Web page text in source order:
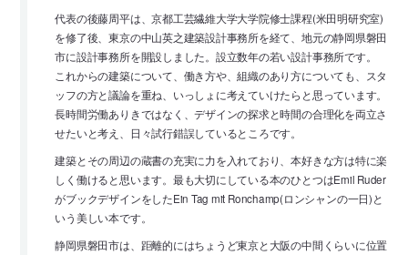
代表の後藤周平は、京都工芸繊維大学大学院修士課程(米田明研究室)
を修了後、東京の中山英之建築設計事務所を経て、地元の静岡県磐田
市に設計事務所を開設しました。設立数年の若い設計事務所です。
これからの建築について、働き方や、組織のあり方についても、スタ
ッフの方と議論を重ね、いっしょに考えていけたらと思っています。
長時間労働ありきではなく、デザインの探求と時間の合理化を両立さ
せたいと考え、日々試行錯誤しているところです。
建築とその周辺の蔵書の充実に力を入れており、本好きな方は特に楽
しく働けると思います。最も大切にしている本のひとつはEmil Ruder
がブックデザインをしたEin Tag mit Ronchamp(ロンシャンの一日)と
いう美しい本です。
静岡県磐田市は、距離的にはちょうど東京と大阪の中間くらいに位置